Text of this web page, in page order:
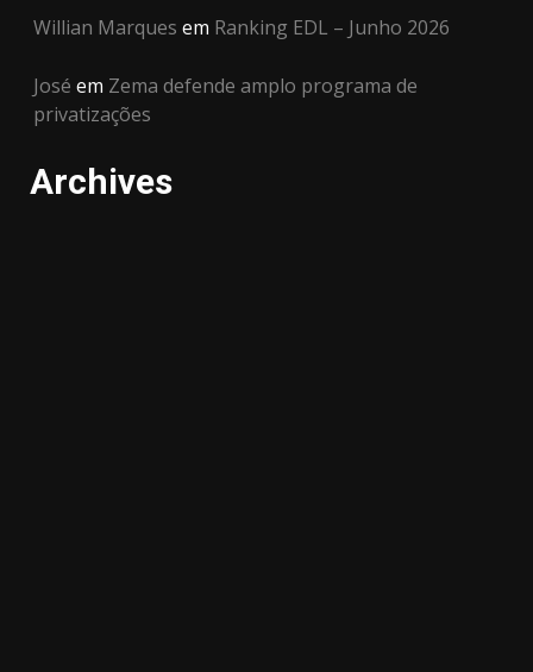
Willian Marques em Ranking EDL – Junho 2026
José em Zema defende amplo programa de
privatizações
Archives